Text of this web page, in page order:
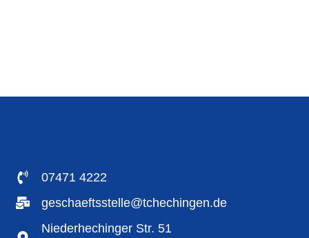
07471 4222
geschaeftsstelle@tchechingen.de
Niederhechinger Str. 51